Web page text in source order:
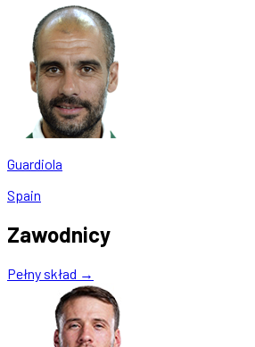
Guardiola
Spain
Zawodnicy
Pełny skład →